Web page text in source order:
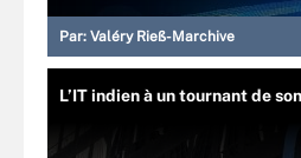
Par: Valéry Rieß-Marchive
L’IT indien à un tournant de